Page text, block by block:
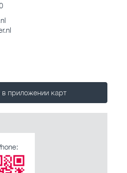
в приложении карт